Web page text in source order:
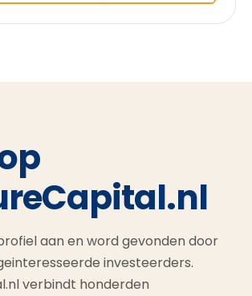
aan en word gevonden door
investeerders.
verbindt honderden